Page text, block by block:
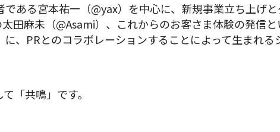
ある宮本祐一（@yax）を中心に、新規事業立ち上げ
田麻未（@Asami）、これからのお客さま体験の発信
、PRとのコラボレーションすることによって生まれる
「共鳴」です。